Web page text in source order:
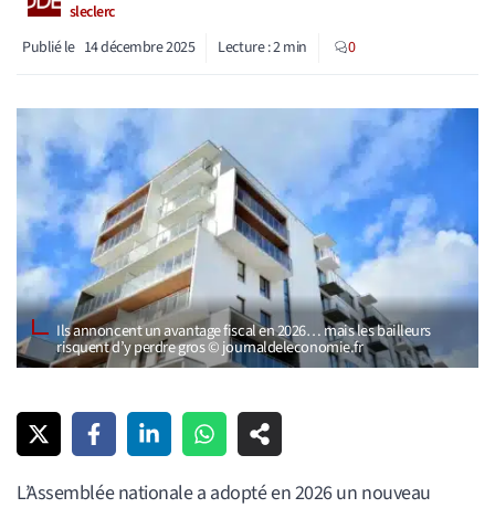
sleclerc
Publié le 14 décembre 2025 Lecture :2min 0
Ils annoncent un avantage fiscal en 2026… mais les bailleurs
risquent d’y perdre gros © journaldeleconomie.fr
L’Assemblée nationale a adopté en 2026 un nouveau